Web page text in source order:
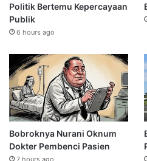
Politik Bertemu Kepercayaan
Publik
6 hours ago
Bobroknya Nurani Oknum
Dokter Pembenci Pasien
7 hours ago